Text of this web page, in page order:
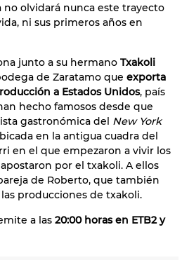
no olvidará nunca este trayecto
ni sus primeros años en
junto a su hermano Txakoli
de Zaratamo que exporta
a Estados Unidos, país
hecho famosos desde que
gastronómica del New York
en la antigua cuadra del
en el que empezaron a vivir los
por el txakoli. A ellos
de Roberto, que también
producciones de txakoli.
a las 20:00 horas en ETB2 y